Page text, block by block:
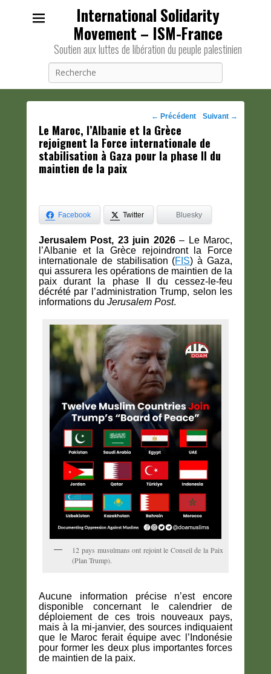
International Solidarity
Movement – ISM-France
Soutien aux luttes de libération du peuple palestinien
Navigation
des
posts
← Précédent Suivant →
Le Maroc, l’Albanie et la Grèce
rejoignent la Force internationale de
stabilisation à Gaza pour la phase II du
maintien de la paix
Facebook Twitter Bluesky
Jerusalem Post, 23 juin 2026– Le Maroc,
l’Albanie et la Grèce rejoindront la Force
internationale de stabilisation (FIS) à Gaza,
qui assurera les opérations de maintien de la
paix durant la phase II du cessez-le-feu
décrété par l’administration Trump, selon les
informations du Jerusalem Post.
12 pays musulmans ont rejoint le Conseil de la Paix
(Plan Trump).
Aucune information précise n’est encore
disponible concernant le calendrier de
déploiement de ces trois nouveaux pays,
mais à la mi-janvier, des sources indiquaient
que le Maroc ferait équipe avec l’Indonésie
pour former les deux plus importantes forces
de maintien de la paix.